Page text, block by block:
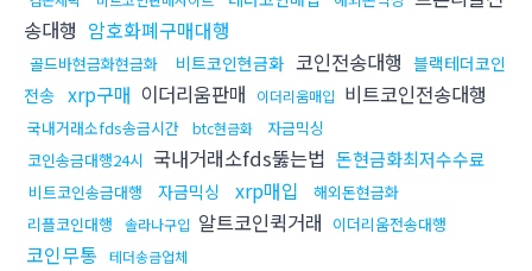
송대행 암호화폐구매대행
골드바현금화현금화 비트코인현금화 코인전송대행 블랙테더코인
전송 xrp구매 이더리움판매 이더리움매입 비트코인전송대행
국내거래소fds송금시간 btc현금화
자금믹싱
코인송금대행24시 국내거래소fds뚫는법 돈현금화최저수수료
비트코인송금대행 자금믹싱 xrp매입
해외돈현금화
리플코인대행
솔라나구입 알트코인퀵거래 이더리움전송대행
코인무통 테더송금업체